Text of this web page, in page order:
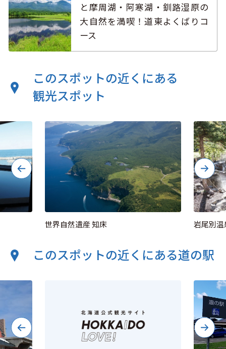
と摩周湖・阿寒湖・釧路湿原の
大自然を満喫！道東よくばりコ
ース
このスポットの近くにある
観光スポット
世界自然遺産 知床 岩尾別温
このスポットの近くにある道の駅